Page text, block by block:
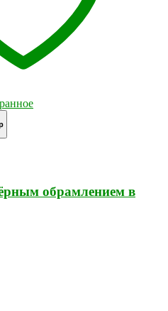
обрамлением в